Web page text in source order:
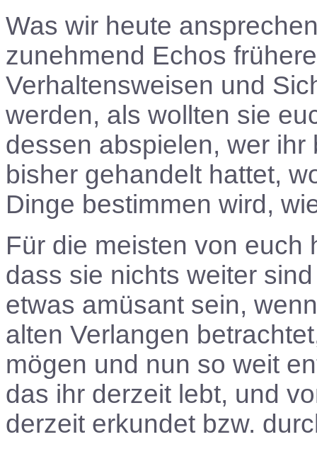
Was wir heute
zunehmend Echos
Verhaltensweisen und
werden, als wollten sie
dessen abspielen, wer
bisher gehandelt hattet,
Dinge bestimmen wird,
Für die meisten von euch
dass sie nichts weiter
etwas amüsant sein,
alten Verlangen
mögen und nun so weit
das ihr derzeit lebt, und
derzeit erkundet bzw.